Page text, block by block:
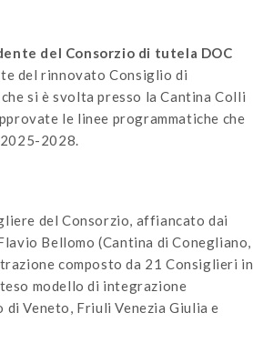
del Consorzio di tutela DOC
del rinnovato Consiglio di
si è svolta presso la Cantina Colli
le linee programmatiche che
2028.
del Consorzio, affiancato dai
Bellomo (Cantina di Conegliano,
composto da 21 Consiglieri in
modello di integrazione
Veneto, Friuli Venezia Giulia e